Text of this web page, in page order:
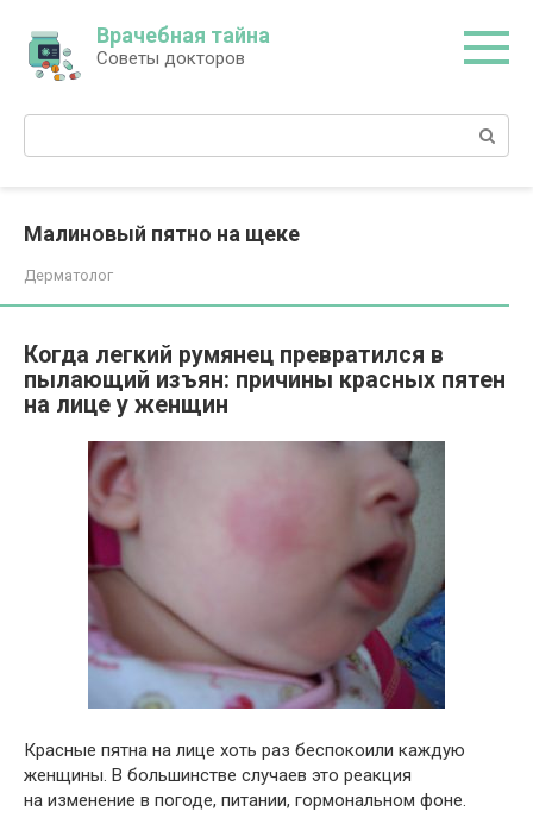
контенту
Врачебная тайна
Советы докторов
Поиск:
Малиновый пятно на щеке
Дерматолог
Когда легкий румянец превратился в
пылающий изъян: причины красных пятен
на лице у женщин
Красные пятна на лице хоть раз беспокоили каждую
женщины. В большинстве случаев это реакция
на изменение в погоде, питании, гормональном фоне.